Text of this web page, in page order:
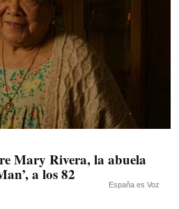
Mary Rivera, la abuela
a los 82
España es Voz